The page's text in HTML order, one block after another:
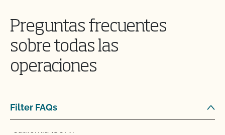
Preguntas frecuentes
sobre todas las
operaciones
Filter FAQs
¿Qué recursos hay disponibles para ayudarme con
la certificación y el mantenimiento de registros?
¿Qué tipo de cambios requieren una actualización
de mi registro en el Programa Orgánico Estatal de
California (SOP)?